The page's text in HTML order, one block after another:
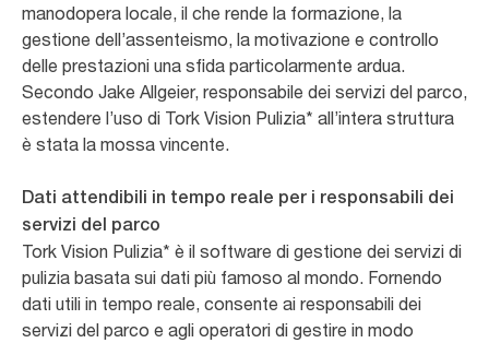
manodopera locale, il che rende la formazione, la
gestione dell’assenteismo, la motivazione e controllo
delle prestazioni una sfida particolarmente ardua.
Secondo Jake Allgeier, responsabile dei servizi del parco,
estendere l’uso di Tork Vision Pulizia* all’intera struttura
è stata la mossa vincente.
Dati attendibili in tempo reale per i responsabili dei
servizi del parco
Tork Vision Pulizia* è il software di gestione dei servizi di
pulizia basata sui dati più famoso al mondo. Fornendo
dati utili in tempo reale, consente ai responsabili dei
servizi del parco e agli operatori di gestire in modo